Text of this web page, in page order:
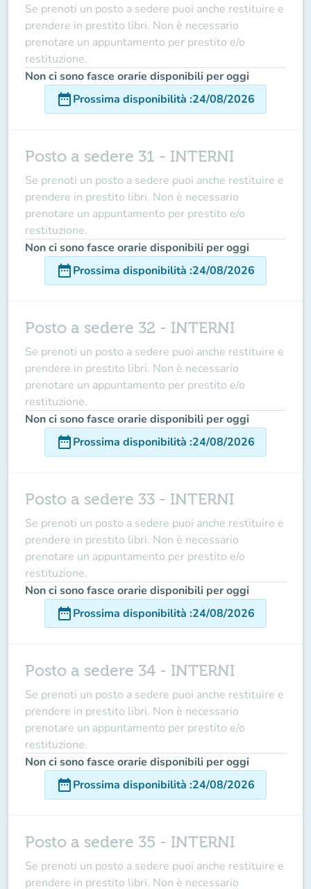
Se prenoti un posto a sedere puoi anche restituire e
prendere in prestito libri. Non è necessario
prenotare un appuntamento per prestito e/o
restituzione.
Non ci sono fasce orarie disponibili per oggi
date_rangeProssima disponibilità :24/08/2026
Posto a sedere 31 - INTERNI
Se prenoti un posto a sedere puoi anche restituire e
prendere in prestito libri. Non è necessario
prenotare un appuntamento per prestito e/o
restituzione.
Non ci sono fasce orarie disponibili per oggi
date_rangeProssima disponibilità :24/08/2026
Posto a sedere 32 - INTERNI
Se prenoti un posto a sedere puoi anche restituire e
prendere in prestito libri. Non è necessario
prenotare un appuntamento per prestito e/o
restituzione.
Non ci sono fasce orarie disponibili per oggi
date_rangeProssima disponibilità :24/08/2026
Posto a sedere 33 - INTERNI
Se prenoti un posto a sedere puoi anche restituire e
prendere in prestito libri. Non è necessario
prenotare un appuntamento per prestito e/o
restituzione.
Non ci sono fasce orarie disponibili per oggi
date_rangeProssima disponibilità :24/08/2026
Posto a sedere 34 - INTERNI
Se prenoti un posto a sedere puoi anche restituire e
prendere in prestito libri. Non è necessario
prenotare un appuntamento per prestito e/o
restituzione.
Non ci sono fasce orarie disponibili per oggi
date_rangeProssima disponibilità :24/08/2026
Posto a sedere 35 - INTERNI
Se prenoti un posto a sedere puoi anche restituire e
prendere in prestito libri. Non è necessario